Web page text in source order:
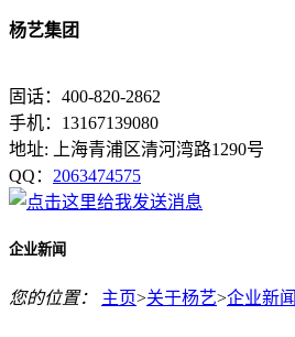
杨艺集团
固话：400-820-2862
手机：13167139080
地址: 上海青浦区清河湾路1290号
QQ： 2063474575
企业新闻
您的位置： 主页>关于杨艺>企业新闻